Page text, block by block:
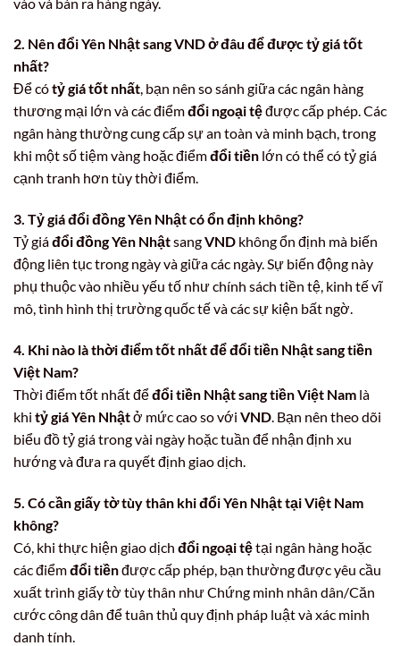
2. Nên đổi Yên Nhật sang VND ở đâu để được tỷ giá tốt
nhất?
Để cótỷ giá tốt nhất, bạn nên so sánh giữa các ngân hàng
thương mại lớn và các điểmđổi ngoại tệđược cấp phép. Các
ngân hàng thường cung cấp sự an toàn và minh bạch, trong
khi một số tiệm vàng hoặc điểmđổi tiền lớn có thể có tỷ giá
cạnh tranh hơn tùy thời điểm.
3. Tỷ giá đổi đồng Yên Nhật có ổn định không?
Tỷ giáđổi đồng Yên NhậtsangVND không ổn định mà biến
động liên tục trong ngày và giữa các ngày. Sự biến động này
phụ thuộc vào nhiều yếu tố như chính sách tiền tệ, kinh tế vĩ
mô, tình hình thị trường quốc tế và các sự kiện bất ngờ.
4. Khi nào là thời điểm tốt nhất để đổi tiền Nhật sang tiền
Việt Nam?
Thời điểm tốt nhất đểđổi tiền Nhật sang tiền Việt Nam là
khi tỷ giá Yên Nhậtở mức cao so với VND. Bạn nên theo dõi
biểu đồ tỷ giá trong vài ngày hoặc tuần để nhận định xu
hướng và đưa ra quyết định giao dịch.
5. Có cần giấy tờ tùy thân khi đổi Yên Nhật tại Việt Nam
không?
Có, khi thực hiện giao dịch đổi ngoại tệtại ngân hàng hoặc
các điểmđổi tiềnđược cấp phép, bạn thường được yêu cầu
xuất trình giấy tờ tùy thân như Chứng minh nhân dân/Căn
cước công dân để tuân thủ quy định pháp luật và xác minh
danh tính.